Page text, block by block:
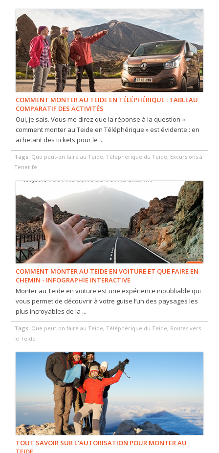
COMMENT MONTER AU TEIDE EN TÉLÉPHÉRIQUE : TABLEAU
COMPARATIF DES ACTIVITÉS
Oui, je sais. Vous me direz que la réponse à la question «
comment monter au Teide en Téléphérique » est évidente : en
achetant des tickets pour le ...
Tags: Que peut-on faire au Teide, Téléphérique du Teide, Excursions à
Tenerife
COMMENT MONTER AU TEIDE EN VOITURE ET QUE FAIRE EN
CHEMIN - INFOGRAPHIE INTERACTIVE
Monter au Teide en voiture est une expérience inoubliable qui
vous permet de découvrir à votre guise l’un des paysages les
plus incroyables de la ...
Tags: Que peut-on faire au Teide, Téléphérique du Teide, Routes vers
le Teide
TOUT SAVOIR SUR L'AUTORISATION POUR MONTER AU